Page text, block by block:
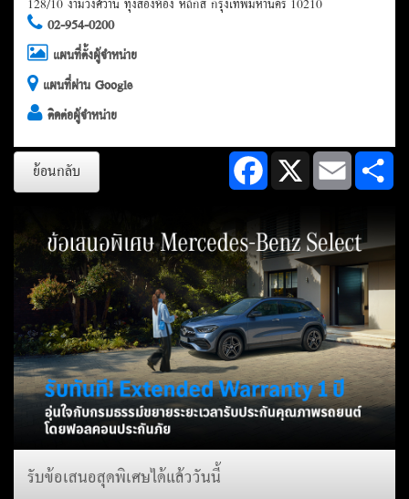
02-954-0200
แผนที่ตั้งผู้จำหน่าย
แผนที่ผ่าน Google
ติดต่อผู้จำหน่าย
ย้อนกลับ Facebook X Email
รับข้อเสนอสุดพิเศษได้แล้ววันนี้